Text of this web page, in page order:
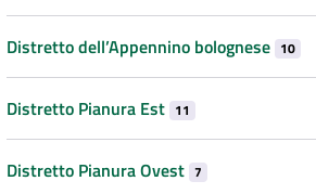
Distretto dell’Appennino bolognese 10
Distretto Pianura Est 11
Distretto Pianura Ovest 7